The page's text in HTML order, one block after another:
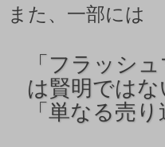
また、一部には
「 フラッシ
は賢明ではな
「 単なる売り